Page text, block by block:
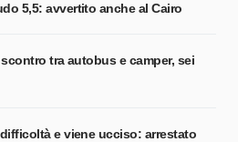
5,5: avvertito anche al Cairo
tra autobus e camper, sei
e viene ucciso: arrestato